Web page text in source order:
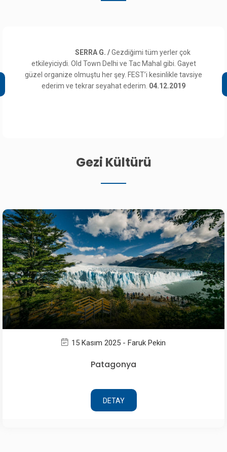
SERRA G. /Gezdiğimi tüm yerler çok
etkileyiciydi. Old Town Delhi ve Tac Mahal gibi. Gayet
güzel organize olmuştu her şey. FEST’i kesinlikle tavsiye
ederim ve tekrar seyahat ederim. 04.12.2019
Gezi Kültürü
15 Kasım 2025 - Faruk Pekin
Patagonya
DETAY